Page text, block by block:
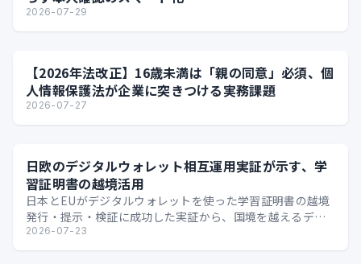
2026-07-29
【2026年法改正】16歳未満は「親の同意」必須、個
人情報保護法が企業に突きつける実務課題
2026-07-27
日欧のデジタルウォレット相互運用実証が示す、学
習証明書の越境活用
日本とEUがデジタルウォレットを使った学習証明書の越境
発行・提示・検証に成功した実証から、国境を越えるデジ
タル証明の可能性を整理します。
2026-07-23